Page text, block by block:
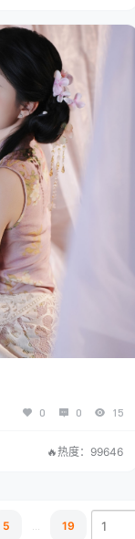
0 0 15
🔥热度：99646
5 ... 19